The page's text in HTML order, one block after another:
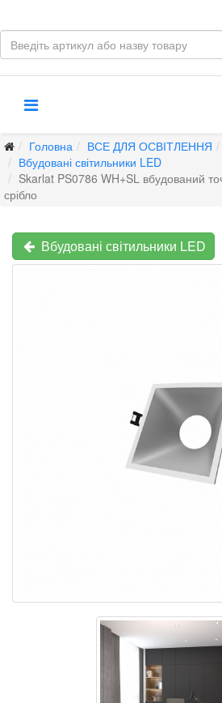
Головна ВСЕ ДЛЯ ОСВІТЛЕННЯ
Вбудовані світильники LED
Skarlat PS0786 WH+SL вбудований
срібло
Вбудовані світильники LED